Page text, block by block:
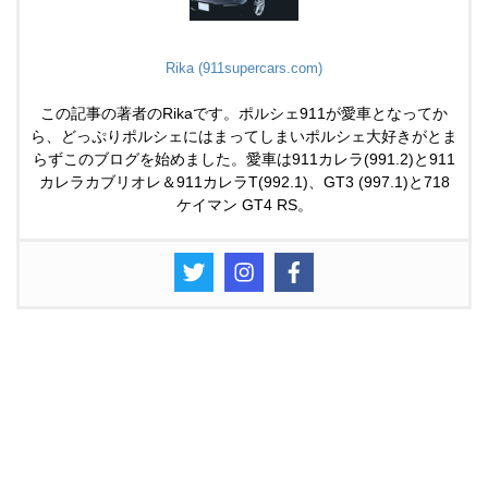
Rika (911supercars.com)
この記事の著者のRikaです。ポルシェ911が愛車となってか
ら、どっぷりポルシェにはまってしまいポルシェ大好きがとま
らずこのブログを始めました。愛車は911カレラ(991.2)と911
カレラカブリオレ＆911カレラT(992.1)、GT3 (997.1)と718
ケイマン GT4 RS。